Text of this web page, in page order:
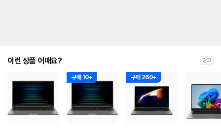
이런 상품 어때요? 광고
구매 10+ 구매 260+